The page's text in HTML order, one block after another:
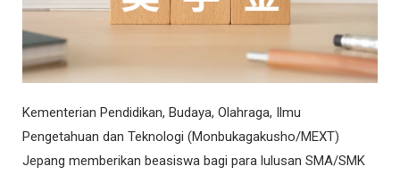
Kementerian Pendidikan, Budaya, Olahraga, Ilmu
Pengetahuan dan Teknologi (Monbukagakusho/MEXT)
Jepang memberikan beasiswa bagi para lulusan SMA/SMK